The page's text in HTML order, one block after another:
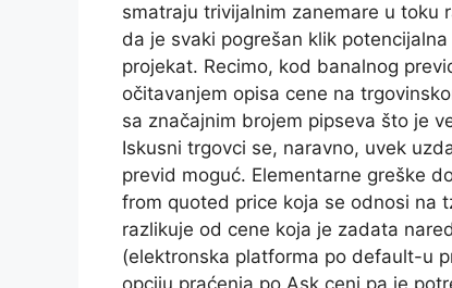
smatraju trivijalnim zanemare u toku
da je svaki pogrešan klik
projekat. Recimo, kod banalnog
očitavanjem opisa cene na
sa značajnim brojem pipseva što je
Iskusni trgovci se, naravno, uvek
previd moguć. Elementarne greške
from quoted price koja se odnosi na
razlikuje od cene koja je zadata
(elektronska platforma po default-u